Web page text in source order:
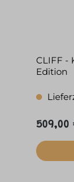
CLIFF -
Edition
509,00